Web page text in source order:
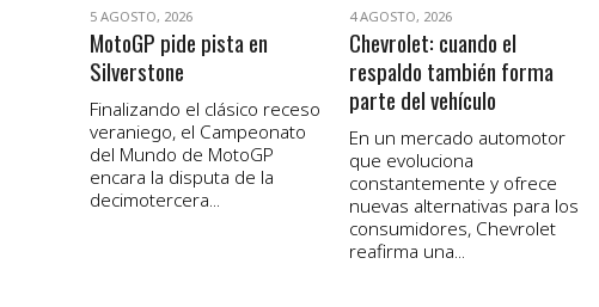
5 AGOSTO, 2026
MotoGP pide pista en
Silverstone
Finalizando el clásico receso
veraniego, el Campeonato
del Mundo de MotoGP
encara la disputa de la
decimotercera...
4 AGOSTO, 2026
Chevrolet: cuando el
respaldo también forma
parte del vehículo
En un mercado automotor
que evoluciona
constantemente y ofrece
nuevas alternativas para los
consumidores, Chevrolet
reafirma una...